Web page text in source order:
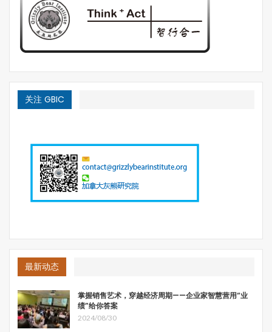
关注 GBIC
最新动态
掌握销售艺术，穿越经济周期——企业家智慧营用“业
绩”给你答案
2024/08/30